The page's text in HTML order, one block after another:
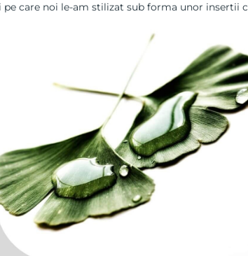
care noi le-am stilizat sub forma unor insertii